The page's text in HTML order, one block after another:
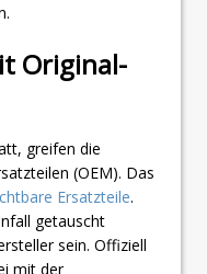
Original-
greifen die
(OEM). Das
Ersatzteile.
getauscht
sein. Offiziell
mit der